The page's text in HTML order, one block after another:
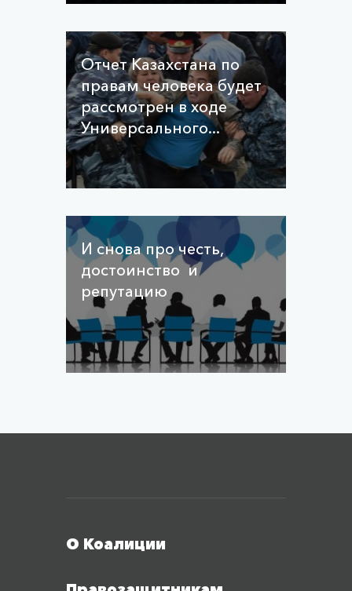
Отчет Казахстана по
правам человека будет
рассмотрен в ходе
Универсального...
И снова про честь,
достоинство и
репутацию
О Коалиции